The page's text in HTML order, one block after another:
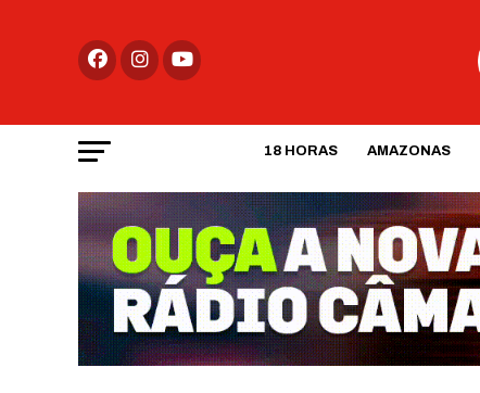
18 HORAS AMAZONAS